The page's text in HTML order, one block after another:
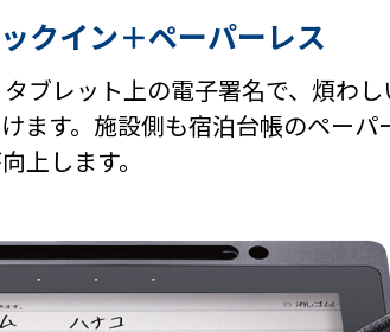
クイン＋ペーパーレス
ブレット上の電子署名で、煩わし
ます。施設側も宿泊台帳のペーパ
上します。